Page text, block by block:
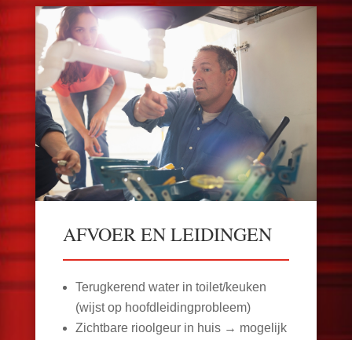
AFVOER EN LEIDINGEN
Terugkerend water in toilet/keuken
(wijst op hoofdleidingprobleem)
Zichtbare rioolgeur in huis → mogelijk